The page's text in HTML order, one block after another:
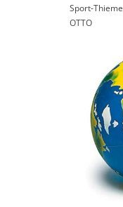
Sport-Thieme
OTTO